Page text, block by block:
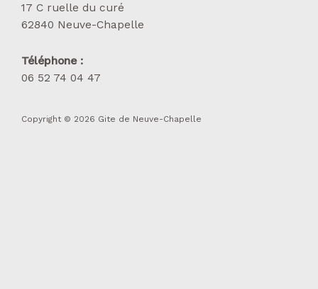
17 C ruelle du curé
62840 Neuve-Chapelle
Téléphone :
06 52 74 04 47
Copyright © 2026 Gite de Neuve-Chapelle